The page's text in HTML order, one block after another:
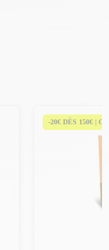
-20€ DÈS 150€ |